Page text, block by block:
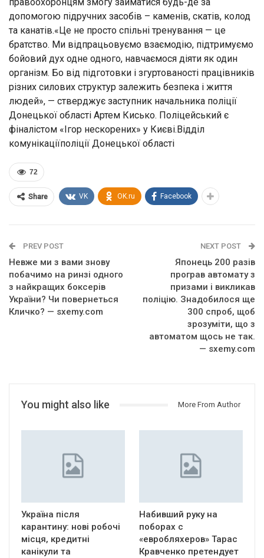
допомогою підручних засобів – каменів, скатів, колод
та канатів.«Це не просто спільні тренування — це
братство. Ми відпрацьовуємо взаємодію, підтримуємо
бойовий дух одне одного, навчаємося діяти як один
організм. Бо від підготовки і згуртованості працівників
різних силових структур залежить безпека і життя
людей», — стверджує заступник начальника поліції
Донецької області Артем Кисько. Поліцейський є
фіналістом «Ігор нескорених» у Києві.Відділ
комунікаціїполіції Донецької області
72
Share VK OK.ru Facebook
PREV POST
Невже ми з вами знову
побачимо на ринзі одного
з найкращих боксерів
України? Чи повернеться
Кличко? — sxemy.com
NEXT POST
Японець 200 разів
програв автомату з
призами і викликав
поліцію. Знадобилося ще
300 спроб, щоб
зрозуміти, що з
автоматом щось не так.
— sxemy.com
You might also like More From Author
Україна після
карантину: нові робочі
місця, кредитні
канікули та
Набивший руку на
поборах с
«евробляхеров» Тарас
Кравченко претендует